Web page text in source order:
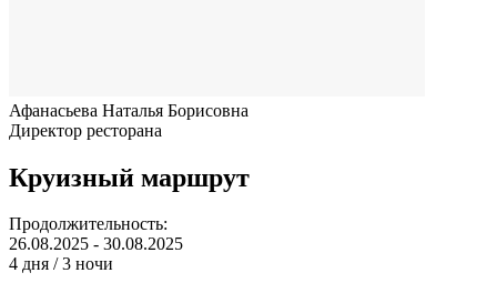
Афанасьева Наталья Борисовна
Директор ресторана
Круизный маршрут
Продолжительность:
26.08.2025 - 30.08.2025
4 дня / 3 ночи